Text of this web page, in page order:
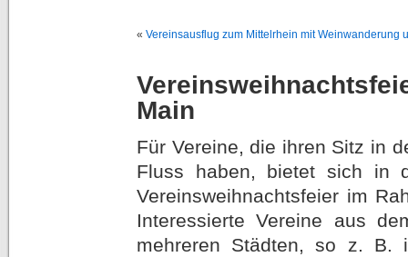
« Vereinsausflug zum Mittelrhein mit Weinwanderung
Main
Für Vereine, die ihren Sitz in
Fluss haben, bietet sich in
Vereinsweihnachtsfeier im
Interessierte Vereine aus
mehreren Städten, so z. B.